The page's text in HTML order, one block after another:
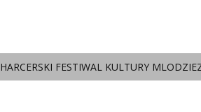
FESTIWAL KULTURY